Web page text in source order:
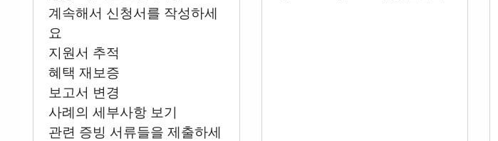
계속해서 신청서를 작성하세
요
지원서 추적
혜택 재보증
보고서 변경
사례의 세부사항 보기
관련 증빙 서류들을 제출하세